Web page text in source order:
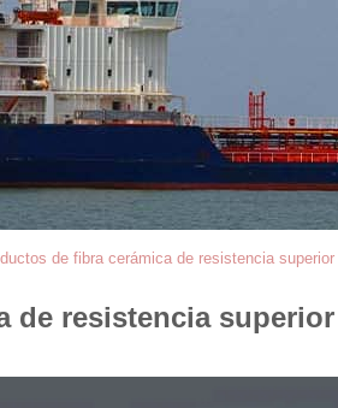
de fibra cerámica de resistencia
de resistencia